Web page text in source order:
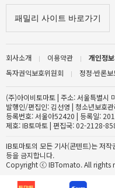
회사소개 이용약관 개인정
독자권익보호위원회
정정·반론
(주)아이비토마토 | 주소: 서울특별시
발행인/편집인: 김선영 | 청소년보호
등록번호: 서울아52420 | 등록일:
제호: IB토마토 | 편집국: 02-2128-
IB토마토의 모든 기사(콘텐트)는 저
등을 금지합니다.
Copyright ⓒ IBTomato. All rights